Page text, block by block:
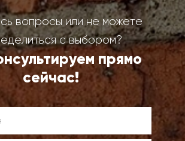
вопросы или не можете
с выбором?
прямо
сейчас!